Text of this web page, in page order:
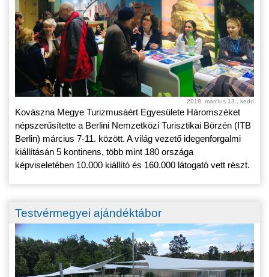
2018. március 13., kedd
Kovászna Megye Turizmusáért Egyesülete Háromszéket
népszerűsítette a Berlini Nemzetközi Turisztikai Börzén (ITB
Berlin) március 7-11. között. A világ vezető idegenforgalmi
kiállításán 5 kontinens, több mint 180 országa
képviseletében 10.000 kiállító és 160.000 látogató vett részt.
Testvérmegyei ajándéktábor